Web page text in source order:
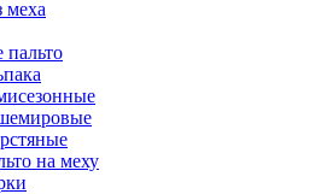
меха
пальто
на меху